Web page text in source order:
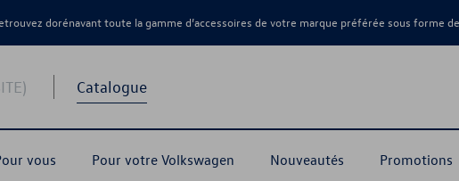
dorénavant toute la gamme d’accessoires de votre marque préférée sous forme
Catalogue
vous Pour votre Volkswagen Nouveautés Promotions